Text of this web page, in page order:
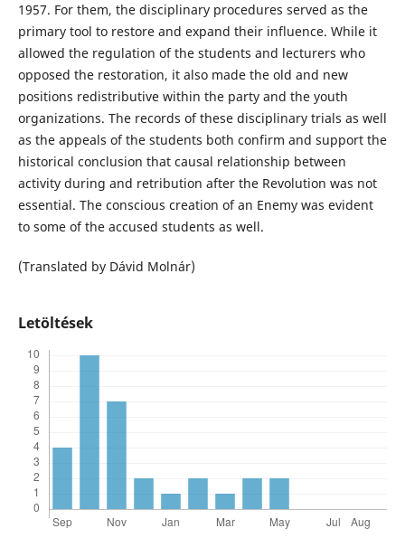
1957. For them, the disciplinary procedures served as the
primary tool to restore and expand their influence. While it
allowed the regulation of the students and lecturers who
opposed the restoration, it also made the old and new
positions redistributive within the party and the youth
organizations. The records of these disciplinary trials as well
as the appeals of the students both confirm and support the
historical conclusion that causal relationship between
activity during and retribution after the Revolution was not
essential. The conscious creation of an Enemy was evident
to some of the accused students as well.
(Translated by Dávid Molnár)
Letöltések